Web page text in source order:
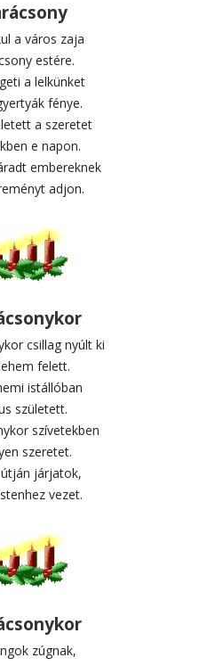
a város zaja
estére.
a lelkünket
fénye.
a szeretet
e napon.
embereknek
adjon.
csillag nyúlt ki
felett.
istállóban
született.
szívetekben
szeretet.
útján járjatok,
vezet.
zúgnak,